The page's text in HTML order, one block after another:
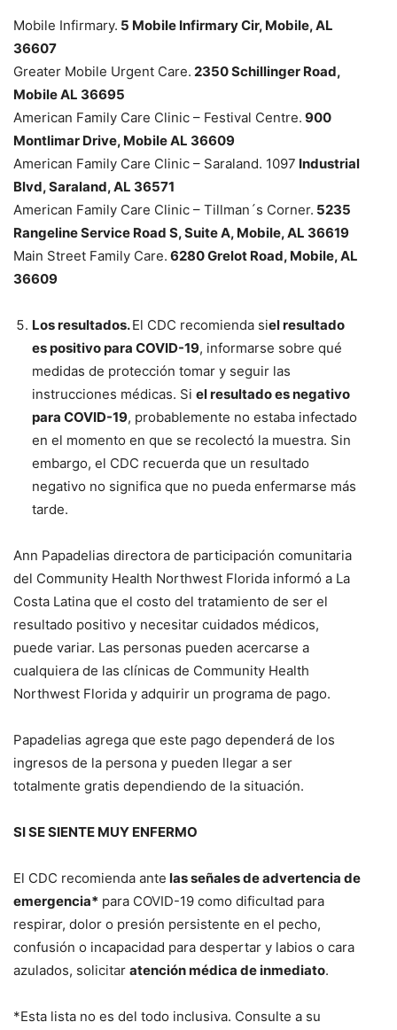
Mobile Infirmary. 5 Mobile Infirmary Cir, Mobile, AL
36607
Greater Mobile Urgent Care. 2350 Schillinger Road,
Mobile AL 36695
American Family Care Clinic – Festival Centre. 900
Montlimar Drive, Mobile AL 36609
American Family Care Clinic – Saraland. 1097 Industrial
Blvd, Saraland, AL 36571
American Family Care Clinic – Tillman´s Corner. 5235
Rangeline Service Road S, Suite A, Mobile, AL 36619
Main Street Family Care. 6280 Grelot Road, Mobile, AL
36609
Los resultados.El CDC recomienda siel resultado
es positivo para COVID-19, informarse sobre qué
medidas de protección tomar y seguir las
instrucciones médicas. Si el resultado es negativo
para COVID-19, probablemente no estaba infectado
en el momento en que se recolectó la muestra. Sin
embargo, el CDC recuerda que un resultado
negativo no significa que no pueda enfermarse más
tarde.
Ann Papadelias directora de participación comunitaria
del Community Health Northwest Florida informó a La
Costa Latina que el costo del tratamiento de ser el
resultado positivo y necesitar cuidados médicos,
puede variar. Las personas pueden acercarse a
cualquiera de las clínicas de Community Health
Northwest Florida y adquirir un programa de pago.
Papadelias agrega que este pago dependerá de los
ingresos de la persona y pueden llegar a ser
totalmente gratis dependiendo de la situación.
SI SE SIENTE MUY ENFERMO
El CDC recomienda ante las señales de advertencia de
emergencia* para COVID-19 como dificultad para
respirar, dolor o presión persistente en el pecho,
confusión o incapacidad para despertar y labios o cara
azulados, solicitar atención médica de inmediato.
*Esta lista no es del todo inclusiva. Consulte a su